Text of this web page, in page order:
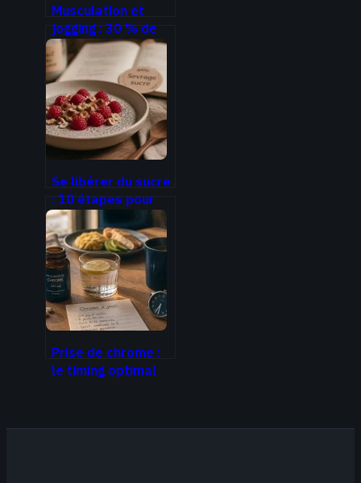
Musculation et
jogging : 30 % de
blessures en
moins, silhouette
athlétique et
performance
durable
Se libérer du sucre
: 10 étapes pour
briser l’addiction
sans frustration
Prise de chrome :
le timing optimal